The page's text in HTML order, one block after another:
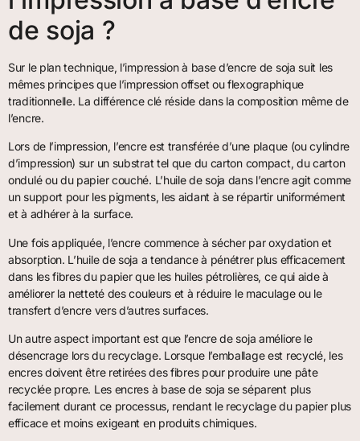
de soja ?
Sur le plan technique, l’impression à base d’encre de soja suit les
mêmes principes que l’impression offset ou flexographique
traditionnelle. La différence clé réside dans la composition même de
l’encre.
Lors de l’impression, l’encre est transférée d’une plaque (ou cylindre
d’impression) sur un substrat tel que du carton compact, du carton
ondulé ou du papier couché. L’huile de soja dans l’encre agit comme
un support pour les pigments, les aidant à se répartir uniformément
et à adhérer à la surface.
Une fois appliquée, l’encre commence à sécher par oxydation et
absorption. L’huile de soja a tendance à pénétrer plus efficacement
dans les fibres du papier que les huiles pétrolières, ce qui aide à
améliorer la netteté des couleurs et à réduire le maculage ou le
transfert d’encre vers d’autres surfaces.
Un autre aspect important est que l’encre de soja améliore le
désencrage lors du recyclage. Lorsque l’emballage est recyclé, les
encres doivent être retirées des fibres pour produire une pâte
recyclée propre. Les encres à base de soja se séparent plus
facilement durant ce processus, rendant le recyclage du papier plus
efficace et moins exigeant en produits chimiques.